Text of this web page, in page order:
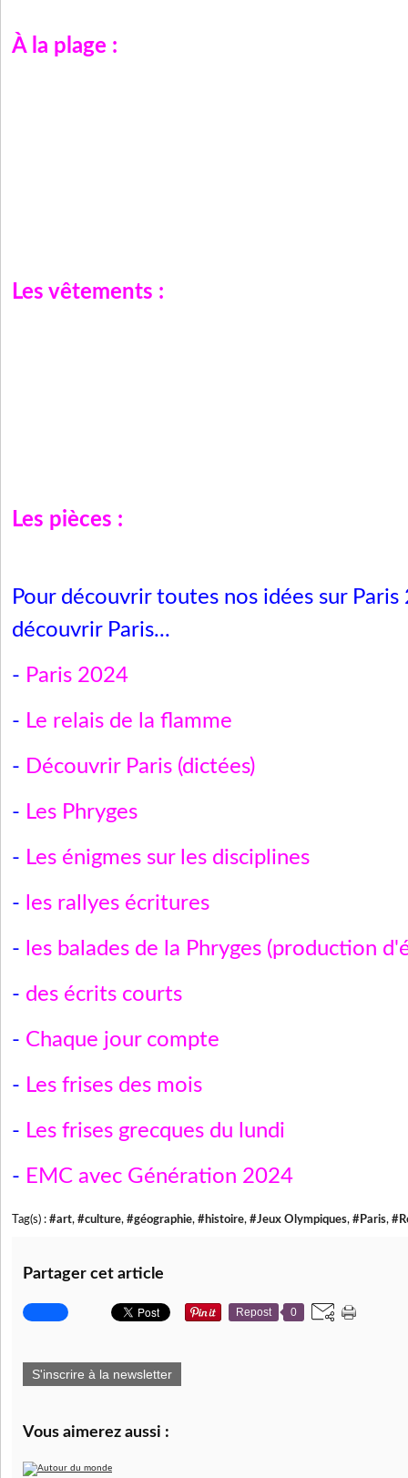
À la plage :
Les vêtements :
Les pièces :
Pour découvrir toutes nos idées sur
découvrir Paris...
- Paris 2024
- Le relais de la flamme
- Découvrir Paris (dictées)
- Les Phryges
- Les énigmes sur les disciplines
- les rallyes écritures
- les balades de la Phryges (production
- des écrits courts
- Chaque jour compte
- Les frises des mois
- Les frises grecques du lundi
- EMC avec Génération 2024
Tag(s) : #art, #culture, #géographie, #histoire, #Jeux Olympiques, #Paris,
Partager cet article
Repost 0
S'inscrire à la newsletter
Vous aimerez aussi :